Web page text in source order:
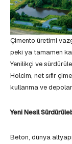
Çimento üretimi
peki ya tamamen
Yenilikçi ve
Holcim, net sıfır
kullanma ve
Yeni Nesil
Beton, dünya